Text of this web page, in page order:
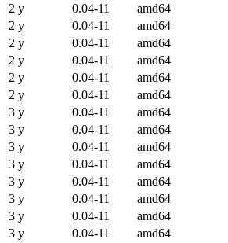
2 y
0.04-11 amd64
2 y
0.04-11 amd64
2 y
0.04-11 amd64
2 y
0.04-11 amd64
2 y
0.04-11 amd64
2 y
0.04-11 amd64
3 y
0.04-11 amd64
3 y
0.04-11 amd64
3 y
0.04-11 amd64
3 y
0.04-11 amd64
3 y
0.04-11 amd64
3 y
0.04-11 amd64
3 y
0.04-11 amd64
3 y
0.04-11 amd64